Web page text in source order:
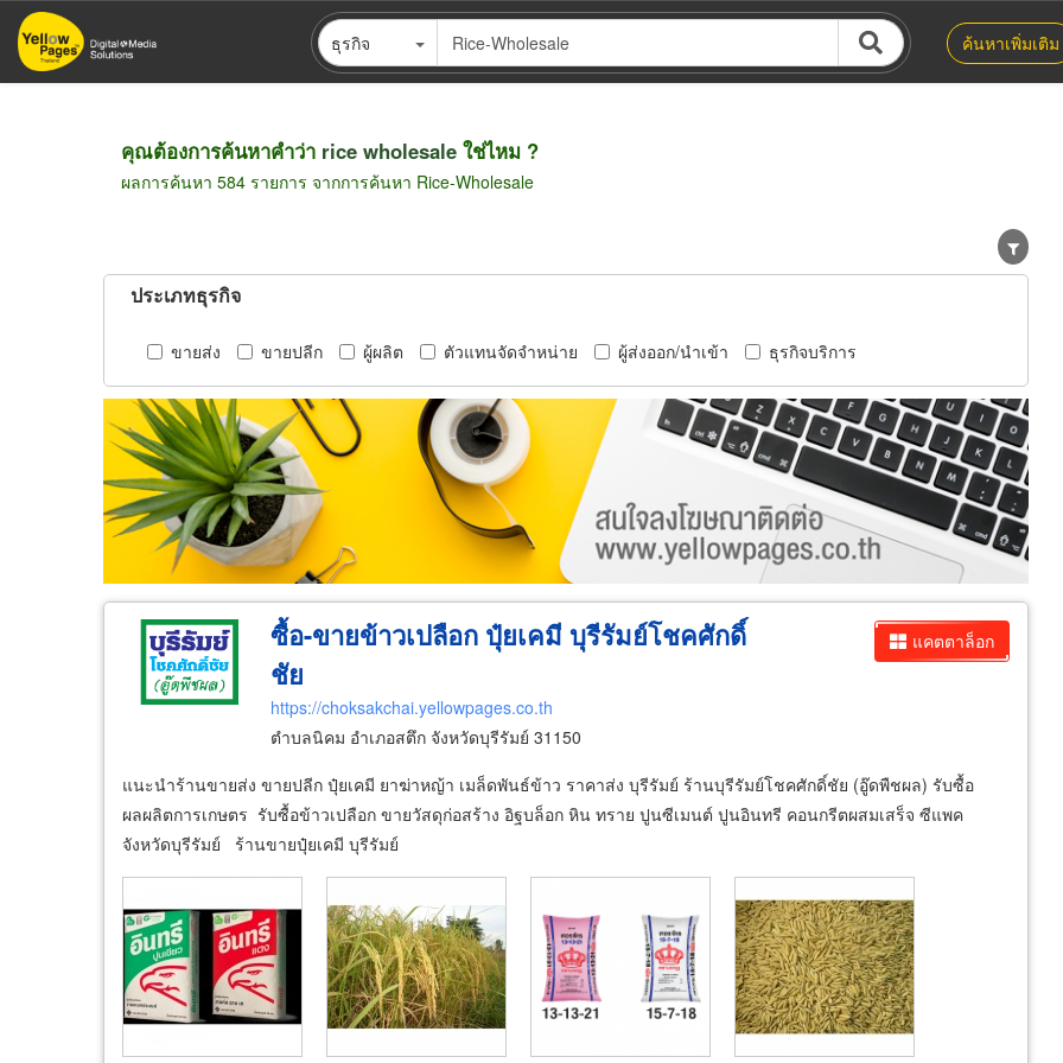
ข้าม
ไป
ธุรกิจ ค้นหาเพิ่มเติม
คุณต้องการค้นหาคำว่า rice wholesale ใช่ไหม ?
ผลการค้นหา 584 รายการ จากการค้นหา Rice-Wholesale
ประเภทธุรกิจ
ขายส่ง ขายปลีก ผู้ผลิต ตัวแทนจัดจำหน่าย ผู้ส่งออก/นำเข้า ธุรกิจบริการ
แคตตาล็อก
ซื้อ-ขายข้าวเปลือก ปุ๋ยเคมี บุรีรัมย์โชคศักดิ์
ชัย
https://choksakchai.yellowpages.co.th
ตำบลนิคม อำเภอสตึก จังหวัดบุรีรัมย์ 31150
แนะนำร้านขายส่ง ขายปลีก ปุ๋ยเคมี ยาฆ่าหญ้า เมล็ดพันธ์ข้าว ราคาส่ง บุรีรัมย์ ร้านบุรีรัมย์โชคศักดิ์ชัย (อู๊ดพืชผล) รับซื้อ
ผลผลิตการเกษตร รับซื้อข้าวเปลือก ขายวัสดุก่อสร้าง อิฐบล็อก หิน ทราย ปูนซีเมนต์ ปูนอินทรี คอนกรีตผสมเสร็จ ซีแพค
จังหวัดบุรีรัมย์ ร้านขายปุ๋ยเคมี บุรีรัมย์